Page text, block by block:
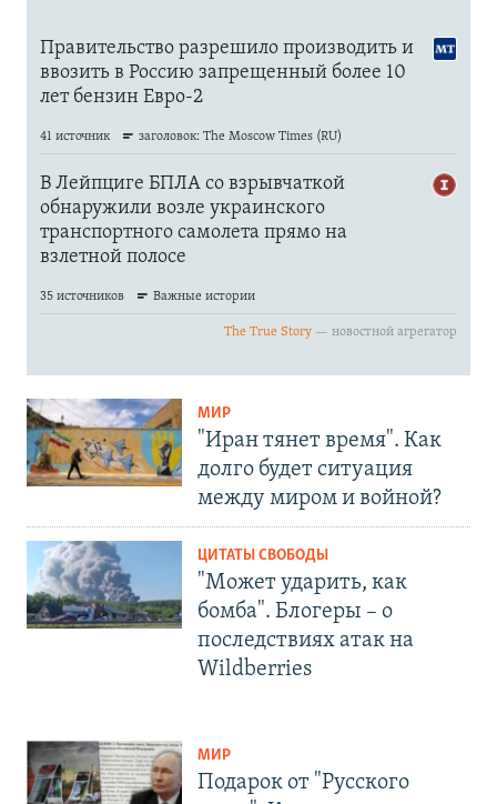
МИР
"Иран тянет время". Как
долго будет ситуация
между миром и войной?
ЦИТАТЫ СВОБОДЫ
"Может ударить, как
бомба". Блогеры – о
последствиях атак на
Wildberries
МИР
Подарок от "Русского